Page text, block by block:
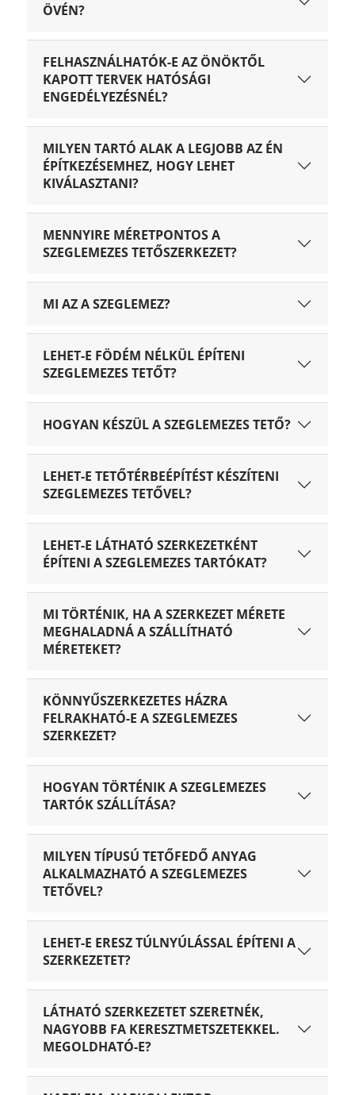
ÖVÉN?
FELHASZNÁLHATÓK-E AZ ÖNÖKTŐL
KAPOTT TERVEK HATÓSÁGI
ENGEDÉLYEZÉSNÉL?
MILYEN TARTÓ ALAK A LEGJOBB AZ ÉN
ÉPÍTKEZÉSEMHEZ, HOGY LEHET
KIVÁLASZTANI?
MENNYIRE MÉRETPONTOS A
SZEGLEMEZES TETŐSZERKEZET?
MI AZ A SZEGLEMEZ?
LEHET-E FÖDÉM NÉLKÜL ÉPÍTENI
SZEGLEMEZES TETŐT?
HOGYAN KÉSZÜL A SZEGLEMEZES TETŐ?
LEHET-E TETŐTÉRBEÉPÍTÉST KÉSZÍTENI
SZEGLEMEZES TETŐVEL?
LEHET-E LÁTHATÓ SZERKEZETKÉNT
ÉPÍTENI A SZEGLEMEZES TARTÓKAT?
MI TÖRTÉNIK, HA A SZERKEZET MÉRETE
MEGHALADNÁ A SZÁLLÍTHATÓ
MÉRETEKET?
KÖNNYŰSZERKEZETES HÁZRA
FELRAKHATÓ-E A SZEGLEMEZES
SZERKEZET?
HOGYAN TÖRTÉNIK A SZEGLEMEZES
TARTÓK SZÁLLÍTÁSA?
MILYEN TÍPUSÚ TETŐFEDŐ ANYAG
ALKALMAZHATÓ A SZEGLEMEZES
TETŐVEL?
LEHET-E ERESZ TÚLNYÚLÁSSAL ÉPÍTENI A
SZERKEZETET?
LÁTHATÓ SZERKEZETET SZERETNÉK,
NAGYOBB FA KERESZTMETSZETEKKEL.
MEGOLDHATÓ-E?